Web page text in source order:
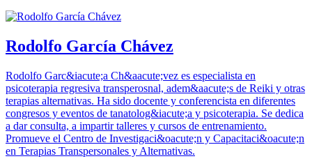
Rodolfo García Chávez
Rodolfo Garc&iacute;a Ch&aacute;vez es especialista en
psicoterapia regresiva transperosnal, adem&aacute;s de Reiki y otras
terapias alternativas. Ha sido docente y conferencista en diferentes
congresos y eventos de tanatolog&iacute;a y psicoterapia. Se dedica
a dar consulta, a impartir talleres y cursos de entrenamiento.
Promueve el Centro de Investigaci&oacute;n y Capacitaci&oacute;n
en Terapias Transpersonales y Alternativas.